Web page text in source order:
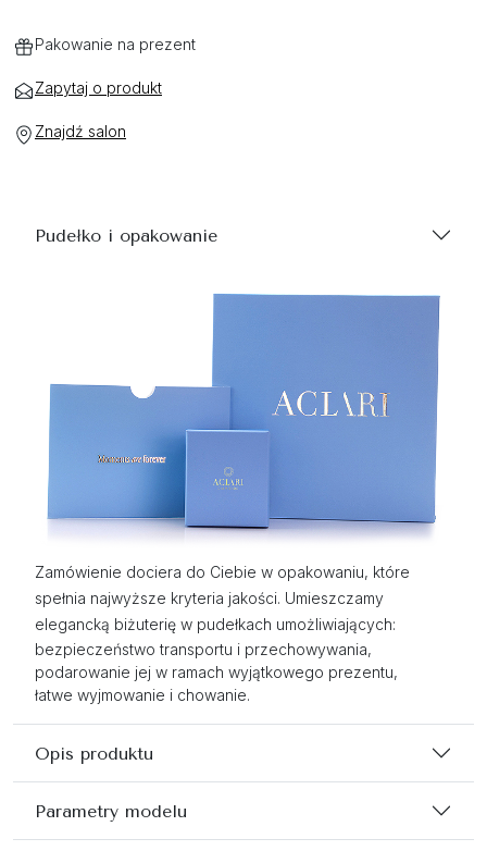
Pakowanie na prezent
Zapytaj o produkt
Znajdź salon
Pudełko i opakowanie
Zamówienie dociera do Ciebie w opakowaniu, które
spełnia najwyższe kryteria jakości. Umieszczamy
elegancką biżuterię w pudełkach umożliwiających:
bezpieczeństwo transportu i przechowywania,
podarowanie jej w ramach wyjątkowego prezentu,
łatwe wyjmowanie i chowanie.
Opis produktu
Parametry modelu